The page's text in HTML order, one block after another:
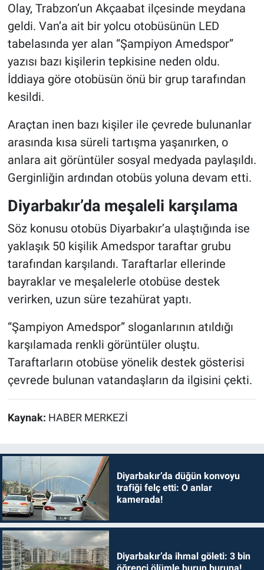
Olay, Trabzon’un Akçaabat ilçesinde meydana
geldi. Van’a ait bir yolcu otobüsünün LED
tabelasında yer alan “Şampiyon Amedspor”
yazısı bazı kişilerin tepkisine neden oldu.
İddiaya göre otobüsün önü bir grup tarafından
kesildi.
Araçtan inen bazı kişiler ile çevrede bulunanlar
arasında kısa süreli tartışma yaşanırken, o
anlara ait görüntüler sosyal medyada paylaşıldı.
Gerginliğin ardından otobüs yoluna devam etti.
Diyarbakır’da meşaleli karşılama
Söz konusu otobüs Diyarbakır’a ulaştığında ise
yaklaşık 50 kişilik Amedspor taraftar grubu
tarafından karşılandı. Taraftarlar ellerinde
bayraklar ve meşalelerle otobüse destek
verirken, uzun süre tezahürat yaptı.
“Şampiyon Amedspor” sloganlarının atıldığı
karşılamada renkli görüntüler oluştu.
Taraftarların otobüse yönelik destek gösterisi
çevrede bulunan vatandaşların da ilgisini çekti.
Kaynak: HABER MERKEZİ
Diyarbakır’da düğün konvoyu
trafiği felç etti: O anlar
kamerada!
Diyarbakır’da ihmal göleti: 3 bin